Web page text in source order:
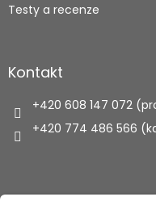
Testy a recenze
Kontakt
+420 608 147 072
+420 774 486 566